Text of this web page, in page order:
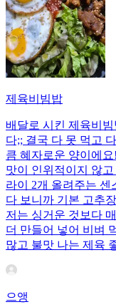
제육비빔밥
배달로 시킨 제육비
다;; 결국 다 못 먹고
큼 혜자로운 양이에
맛이 인위적이지 않
라이 2개 올려주는 센
다 보니까 기본 고추
저는 싱거운 것보다
더 만들어 넣어 비벼
많고 불맛 나는 제육
으앵